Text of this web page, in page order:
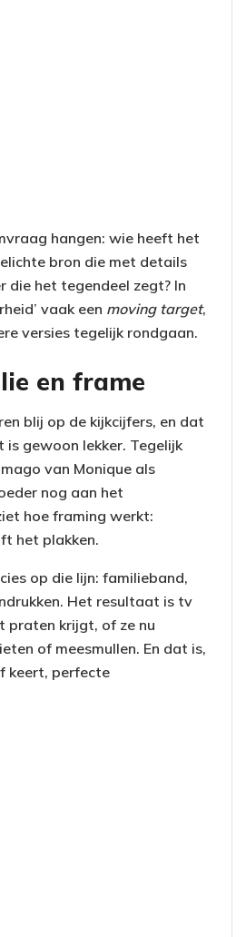
hangen: wie heeft het
bron die met details
die het tegendeel zegt? In
vaak een moving target,
versies tegelijk rondgaan.
en frame
blij op de kijkcijfers, en dat
is gewoon lekker. Tegelijk
van Monique als
nog aan het
hoe framing werkt:
het plakken.
op die lijn: familieband,
Het resultaat is tv
praten krijgt, of ze nu
of meesmullen. En dat is,
keert, perfecte